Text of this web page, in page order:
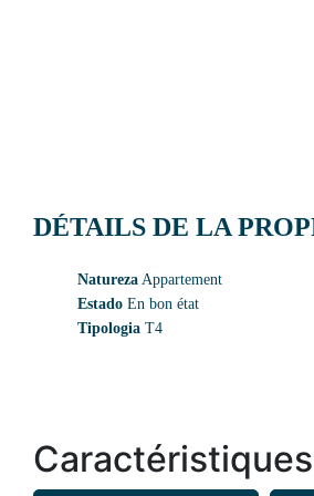
DÉTAILS DE LA
Natureza Appartement
Estado En bon état
Tipologia T4